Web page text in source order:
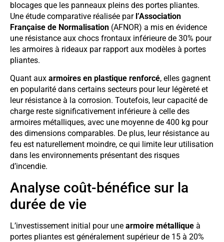
blocages que les panneaux pleins des portes pliantes.
Une étude comparative réalisée par l’Association
Française de Normalisation (AFNOR) a mis en évidence
une résistance aux chocs frontaux inférieure de 30% pour
les armoires à rideaux par rapport aux modèles à portes
pliantes.
Quant aux armoires en plastique renforcé, elles gagnent
en popularité dans certains secteurs pour leur légèreté et
leur résistance à la corrosion. Toutefois, leur capacité de
charge reste significativement inférieure à celle des
armoires métalliques, avec une moyenne de 400 kg pour
des dimensions comparables. De plus, leur résistance au
feu est naturellement moindre, ce qui limite leur utilisation
dans les environnements présentant des risques
d’incendie.
Analyse coût-bénéfice sur la
durée de vie
L’investissement initial pour une armoire métallique à
portes pliantes est généralement supérieur de 15 à 20%